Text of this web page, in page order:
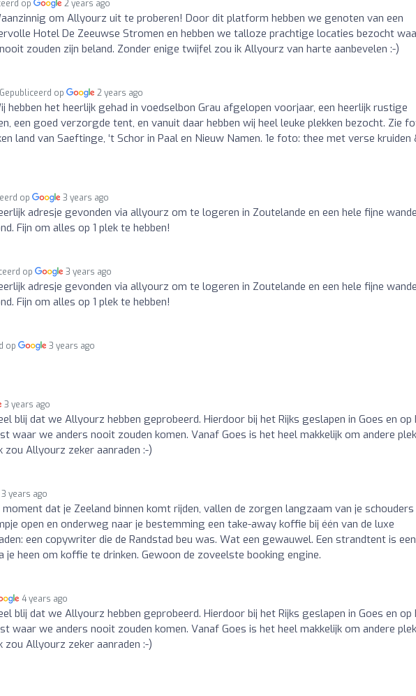
op 2 years ago
om Allyourz uit te proberen! Door dit platform hebben we genoten van een
Hotel De Zeeuwse Stromen en hebben we talloze prachtige locaties bezocht
zouden zijn beland. Zonder enige twijfel zou ik Allyourz van harte aanbevelen :-)
Gepubliceerd op 2 years ago
hebben het heerlijk gehad in voedselbon Grau afgelopen voorjaar, een heerlijk rustige
een goed verzorgde tent, en vanuit daar hebben wij heel leuke plekken bezocht. Zie
land van Saeftinge, ‘t Schor in Paal en Nieuw Namen. 1e foto: thee met verse kruiden
op 3 years ago
adresje gevonden via allyourz om te logeren in Zoutelande en een hele fijne
Fijn om alles op 1 plek te hebben!
op 3 years ago
adresje gevonden via allyourz om te logeren in Zoutelande en een hele fijne
Fijn om alles op 1 plek te hebben!
op 3 years ago
3 years ago
blij dat we Allyourz hebben geprobeerd. Hierdoor bij het Rijks geslapen in Goes en op
waar we anders nooit zouden komen. Vanaf Goes is het heel makkelijk om andere
zou Allyourz zeker aanraden :-)
3 years ago
moment dat je Zeeland binnen komt rijden, vallen de zorgen langzaam van je schouders
open en onderweg naar je bestemming een take-away koffie bij één van de luxe
een copywriter die de Randstad beu was. Wat een gewauwel. Een strandtent is een
je heen om koffie te drinken. Gewoon de zoveelste booking engine.
4 years ago
blij dat we Allyourz hebben geprobeerd. Hierdoor bij het Rijks geslapen in Goes en op
waar we anders nooit zouden komen. Vanaf Goes is het heel makkelijk om andere
zou Allyourz zeker aanraden :-)